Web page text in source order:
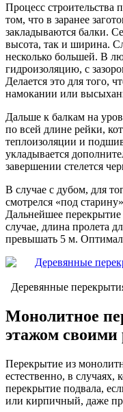
Процесс строительства
том, что в заранее
закладываются балки.
высота, так и ширина.
несколько большей. В
гидроизоляцию, с
Делается это для того,
намокании или
Дальше к балкам на
по всей длине рейки,
теплоизоляции и
укладывается
завершении стелется
В случае с дубом, для
смотрелся «под
Дальнейшее
случае, длина пролета
превышать 5 м.
Деревянные
Монолитное
этажом своими
Перекрытие из
естественно, в случаях,
перекрытие подвала,
или кирпичный, даже